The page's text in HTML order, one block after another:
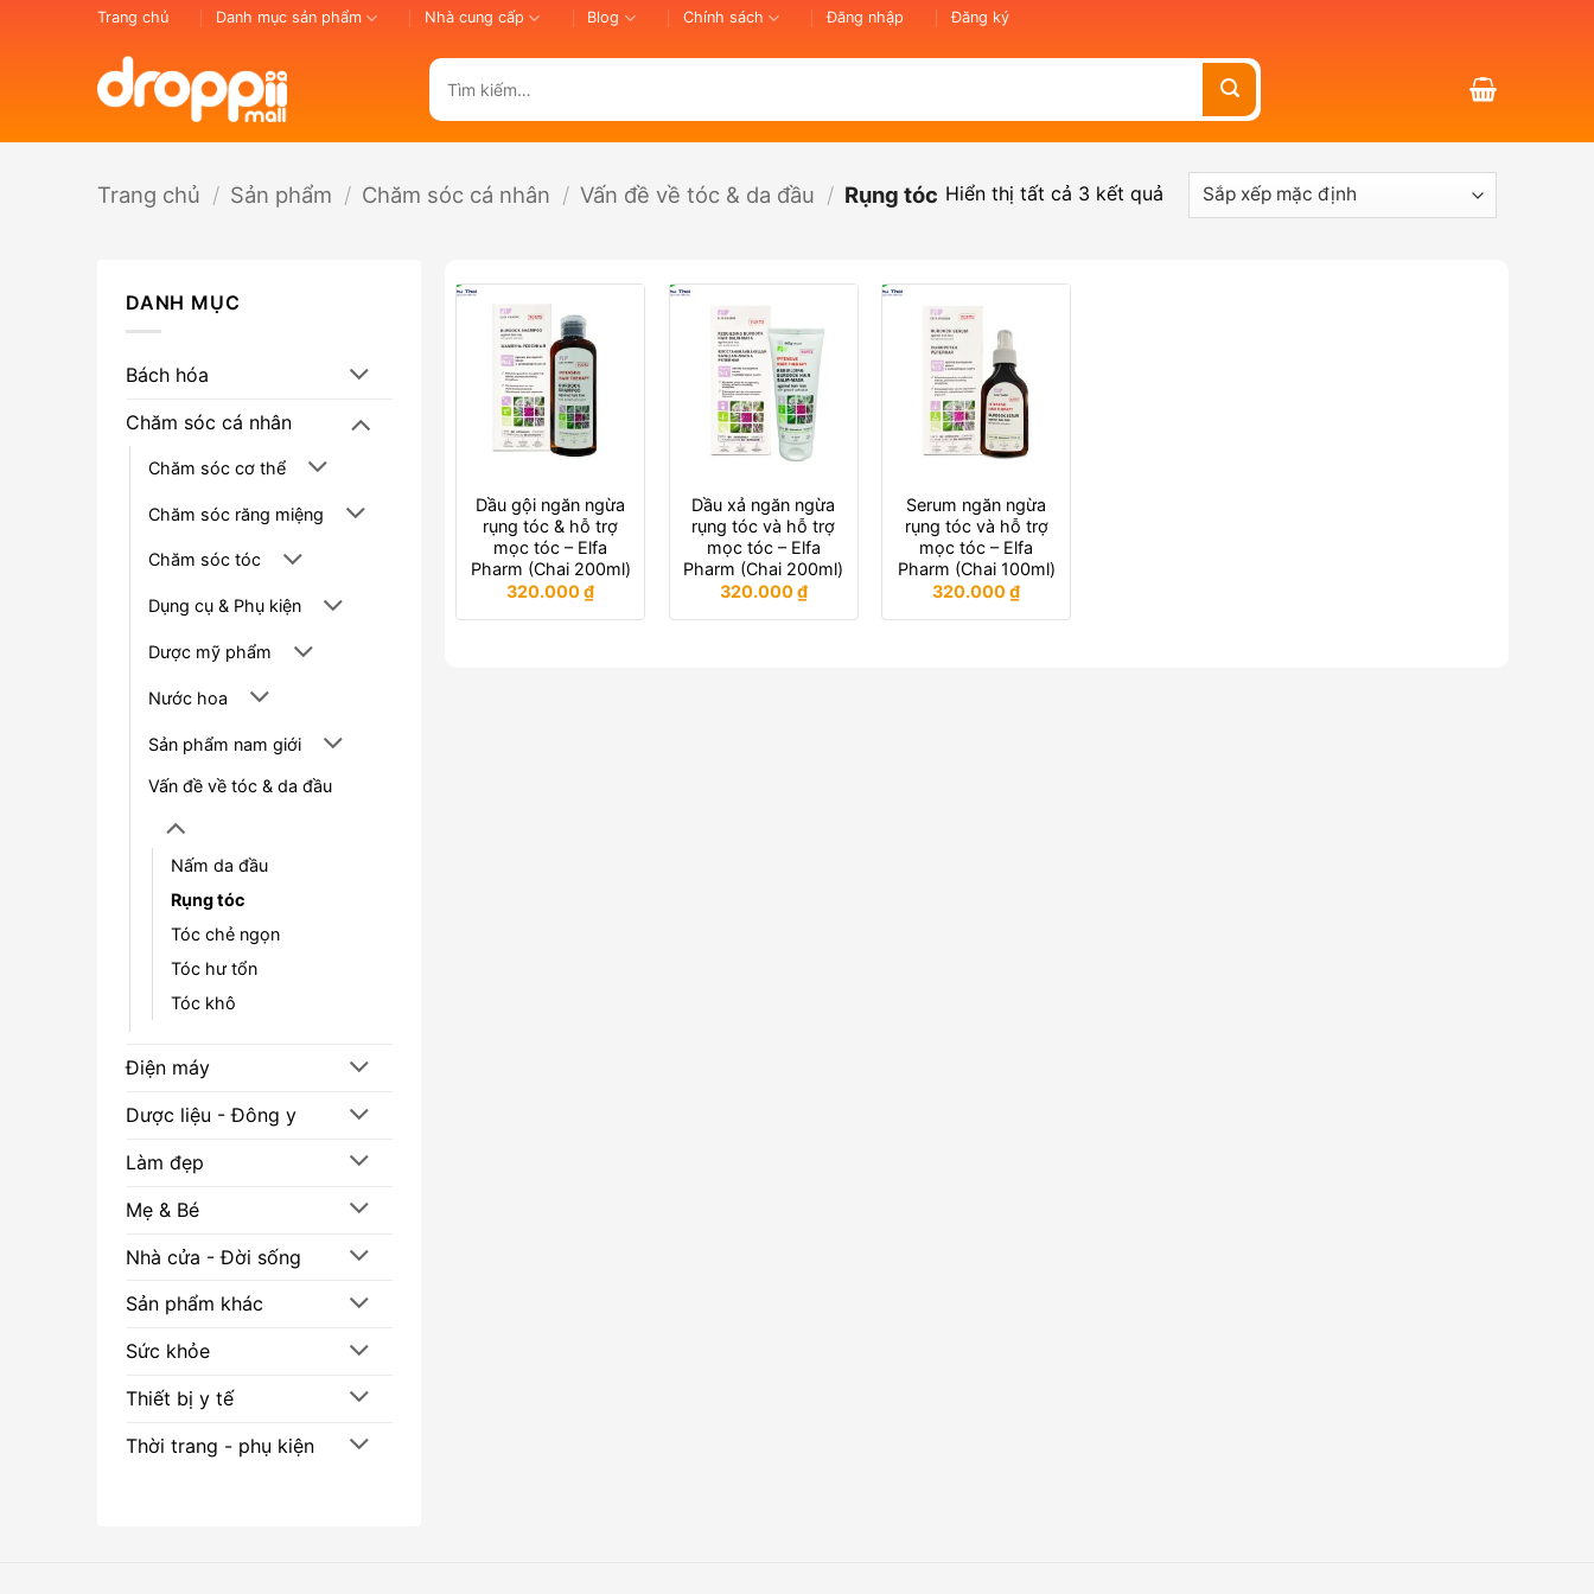
Trang chủ Danh mục sản phẩm Nhà cung cấp Blog Chính sách Đăng nhập Đăng ký
kiếm:
Trang chủ / Sản phẩm / Chăm sóc cá nhân / Vấn đề về tóc & da đầu / Rụng tóc Hiển thị tất cả 3 kết quả
DANH MỤC
Bách hóa
Chăm sóc cá nhân
Chăm sóc cơ thể
Chăm sóc răng miệng
Chăm sóc tóc
Dụng cụ & Phụ kiện
Dược mỹ phẩm
Nước hoa
Sản phẩm nam giới
Vấn đề về tóc & da đầu
Nấm da đầu
Rụng tóc
Tóc chẻ ngọn
Tóc hư tổn
Tóc khô
Điện máy
Dược liệu - Đông y
Làm đẹp
Mẹ & Bé
Nhà cửa - Đời sống
Sản phẩm khác
Sức khỏe
Thiết bị y tế
Thời trang - phụ kiện
Dầu gội ngăn ngừa
rụng tóc & hỗ trợ
mọc tóc – Elfa
Pharm (Chai 200ml)
320.000₫
Dầu xả ngăn ngừa
rụng tóc và hỗ trợ
mọc tóc – Elfa
Pharm (Chai 200ml)
320.000₫
Serum ngăn ngừa
rụng tóc và hỗ trợ
mọc tóc – Elfa
Pharm (Chai 100ml)
320.000₫